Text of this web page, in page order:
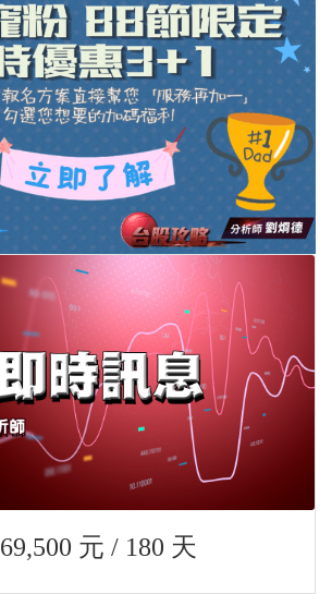
元 / 180 天